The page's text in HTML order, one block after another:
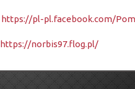
https://pl-pl.facebook.com/
https://norbis97.flog.pl/